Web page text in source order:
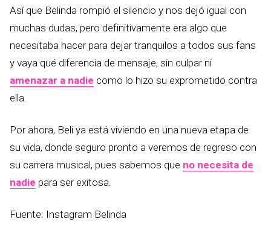
Así que Belinda rompió el silencio y nos dejó igual con
muchas dudas, pero definitivamente era algo que
necesitaba hacer para dejar tranquilos a todos sus fans
y vaya qué diferencia de mensaje, sin culpar ni
amenazar a nadie como lo hizo su exprometido contra
ella.
Por ahora, Beli ya está viviendo en una nueva etapa de
su vida, donde seguro pronto a veremos de regreso con
su carrera musical, pues sabemos que no necesita de
nadie para ser exitosa.
Fuente: Instagram Belinda